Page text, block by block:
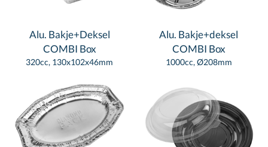
Alu. Bakje+Deksel
COMBI Box
320cc, 130x102x46mm
Alu. Bakje+deksel
COMBI Box
1000cc, Ø208mm